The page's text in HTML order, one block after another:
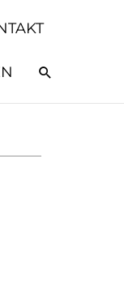
Suchen